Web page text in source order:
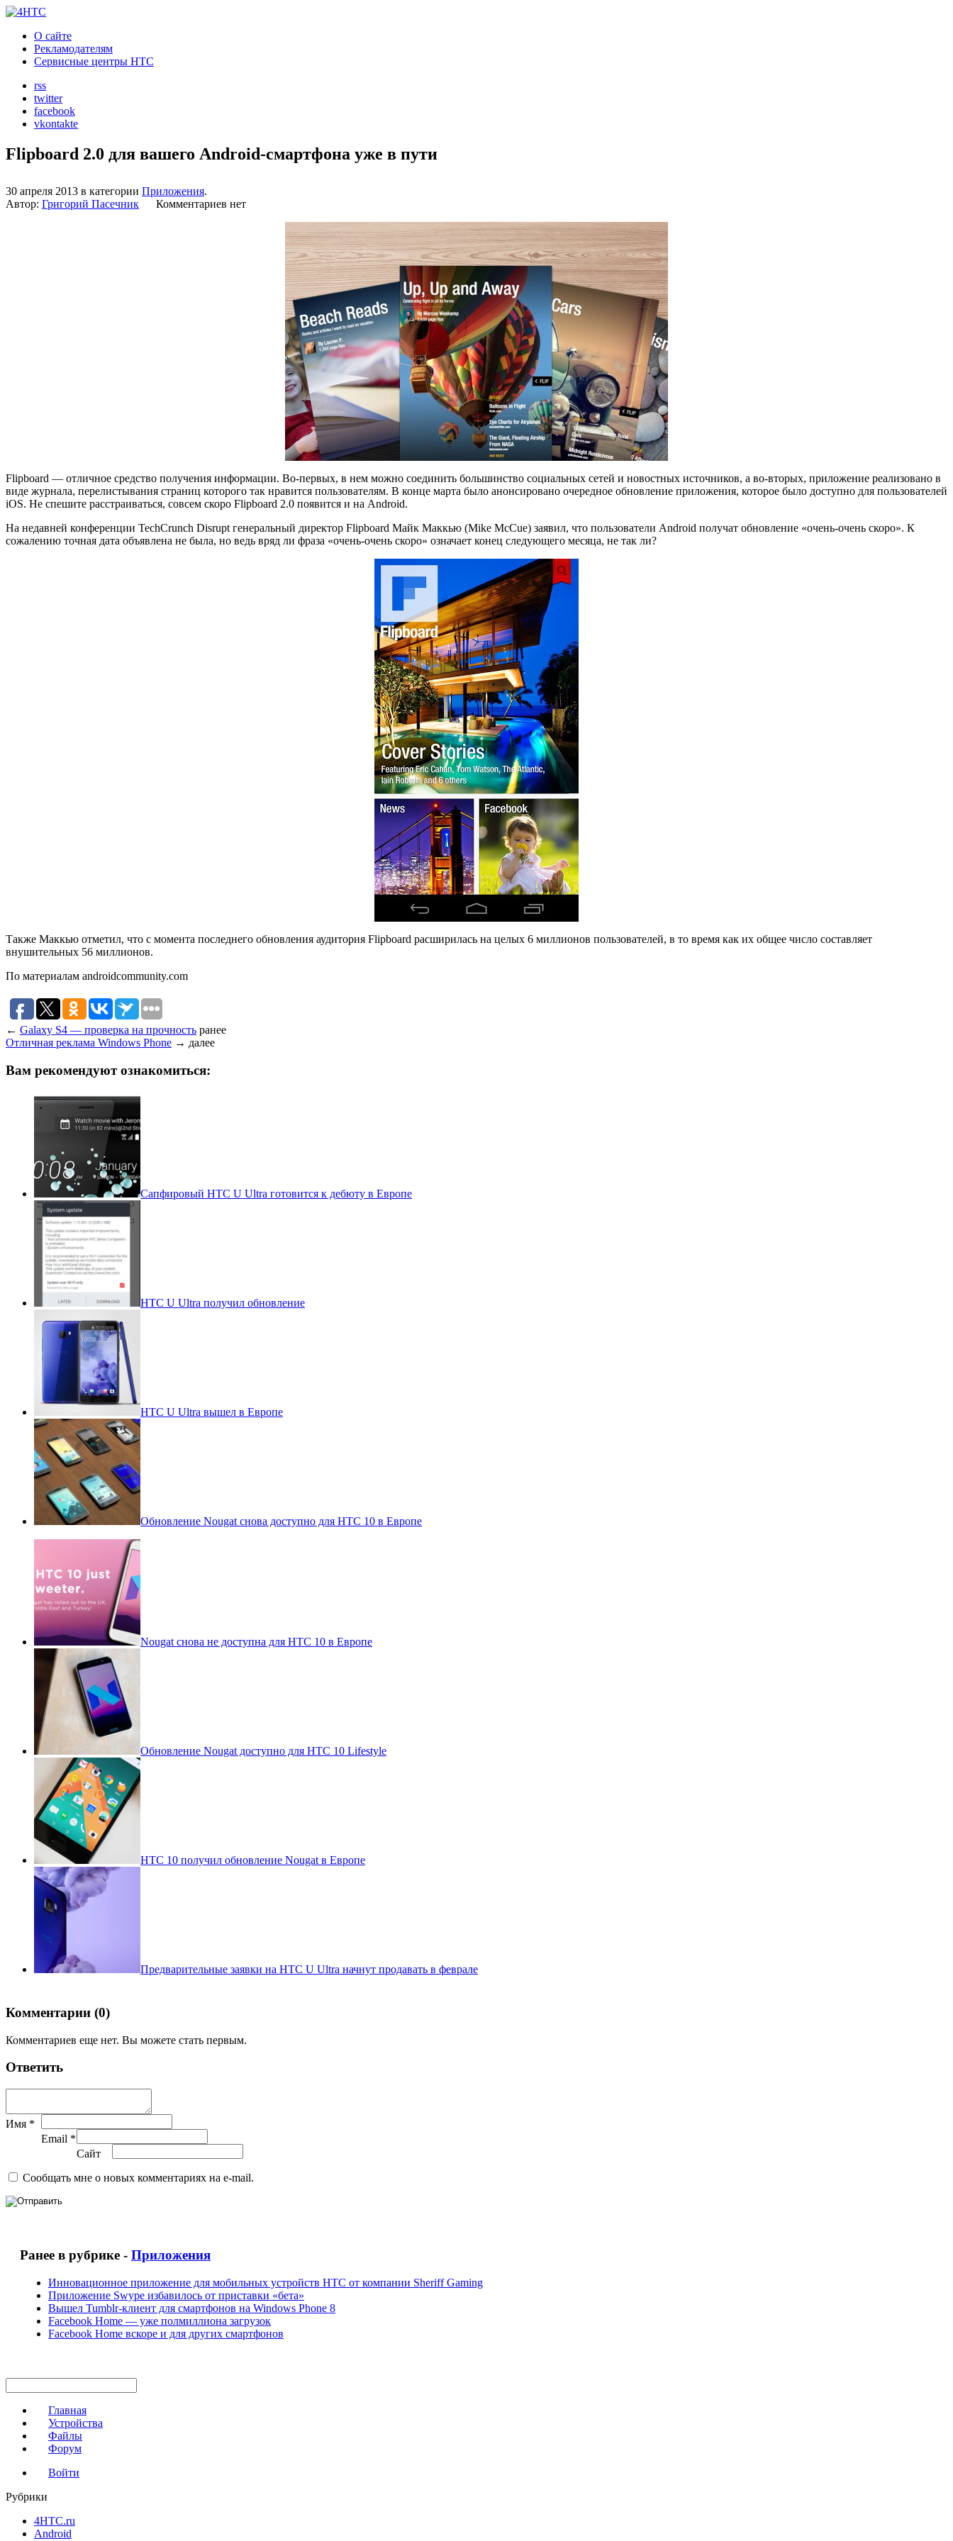
О сайте
Рекламодателям
Сервисные центры HTC
rss
twitter
facebook
vkontakte
Flipboard 2.0 для вашего Android-смартфона уже в пути
30 апреля 2013 в категории Приложения.
Автор: Григорий Пасечник Комментариев нет
Flipboard — отличное средство получения информации. Во-первых, в нем можно соединить большинство социальных сетей и новостных источников, а во-вторых, приложение реализовано в
виде журнала, перелистывания страниц которого так нравится пользователям. В конце марта было анонсировано очередное обновление приложения, которое было доступно для пользователей
iOS. Не спешите расстраиваться, совсем скоро Flipboard 2.0 появится и на Android.
На недавней конференции TechCrunch Disrupt генеральный директор Flipboard Майк Маккью (Mike McCue) заявил, что пользователи Android получат обновление «очень-очень скоро». К
сожалению точная дата объявлена не была, но ведь вряд ли фраза «очень-очень скоро» означает конец следующего месяца, не так ли?
Также Маккью отметил, что с момента последнего обновления аудитория Flipboard расширилась на целых 6 миллионов пользователей, в то время как их общее число составляет
внушительных 56 миллионов.
По материалам androidcommunity.com
← Galaxy S4 — проверка на прочность ранее
Отличная реклама Windows Phone → далее
Вам рекомендуют ознакомиться:
Сапфировый HTC U Ultra готовится к дебюту в Европе
HTC U Ultra получил обновление
HTC U Ultra вышел в Европе
Обновление Nougat снова доступно для HTC 10 в Европе
Nougat снова не доступна для HTC 10 в Европе
Обновление Nougat доступно для HTC 10 Lifestyle
HTC 10 получил обновление Nougat в Европе
Предварительные заявки на HTC U Ultra начнут продавать в феврале
Комментарии (0)
Комментариев еще нет. Вы можете стать первым.
Ответить
Имя *
Email *
Сайт
Сообщать мне о новых комментариях на e-mail.
Ранее в рубрике - Приложения
Инновационное приложение для мобильных устройств HTC от компании Sheriff Gaming
Приложение Swype избавилось от приставки «бета»
Вышел Tumblr-клиент для смартфонов на Windows Phone 8
Facebook Home — уже полмиллиона загрузок
Facebook Home вскоре и для других смартфонов
Главная
Устройства
Файлы
Форум
Войти
Рубрики
4HTC.ru
Android